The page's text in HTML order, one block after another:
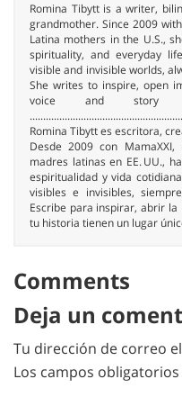
Romina Tibytt is a writer,
grandmother. Since 2009
Latina mothers in the U.S.,
spirituality, and everyday
visible and invisible worlds,
She writes to inspire, open
voice and story
Romina Tibytt es escritora,
Desde 2009 con
madres latinas en EE. UU.,
espiritualidad y vida
visibles e invisibles,
Escribe para inspirar, abrir
tu historia tienen un lugar
Comments
Deja un
Tu dirección de correo
Los campos